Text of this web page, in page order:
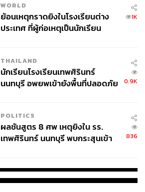
WORLD
ย้อนเหตุกราดยิงในโรงเรียนต่าง
ประเทศ ที่ผู้ก่อเหตุเป็นนักเรียน
1K
THAILAND
นักเรียนโรงเรียนเทพศิรินทร์
นนทบุรี อพยพเข้ายังพื้นที่ปลอดภัย
0.9K
POLITICS
ผลชันสูตร 8 ศพ เหตุยิงใน รร.
เทพศิรินทร์ นนทบุรี พบกระสุนเข้า
836